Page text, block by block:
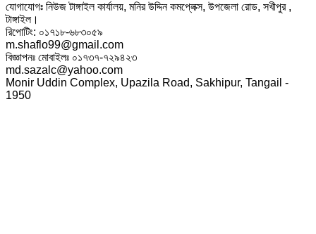
যোগাযোগঃ নিউজ টাঙ্গাইল কার্যালয়, মনির উদ্দিন কমপ্লেক্স, উপজেলা রোড, সখীপুর ,
টাঙ্গাইল।
রিপোটিং: ০১৭১৮-৬৮৩০৫৯
m.shaflo99@gmail.com
বিজ্ঞাপনঃ মোবাইলঃ ০১৭৩৭-৭২৯৪২৩
md.sazalc@yahoo.com
Monir Uddin Complex, Upazila Road, Sakhipur, Tangail -
1950